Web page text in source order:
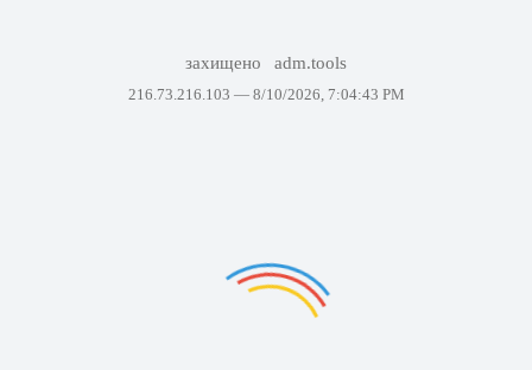
захищено adm.tools
216.73.216.103 — 8/10/2026, 7:04:43 PM